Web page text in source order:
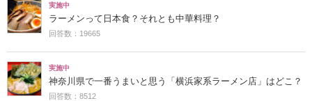
実施中
ラーメンって日本食？それとも中華料理？
回答数：19665
実施中
神奈川県で一番うまいと思う「横浜家系ラーメン店」はどこ？
回答数：8512